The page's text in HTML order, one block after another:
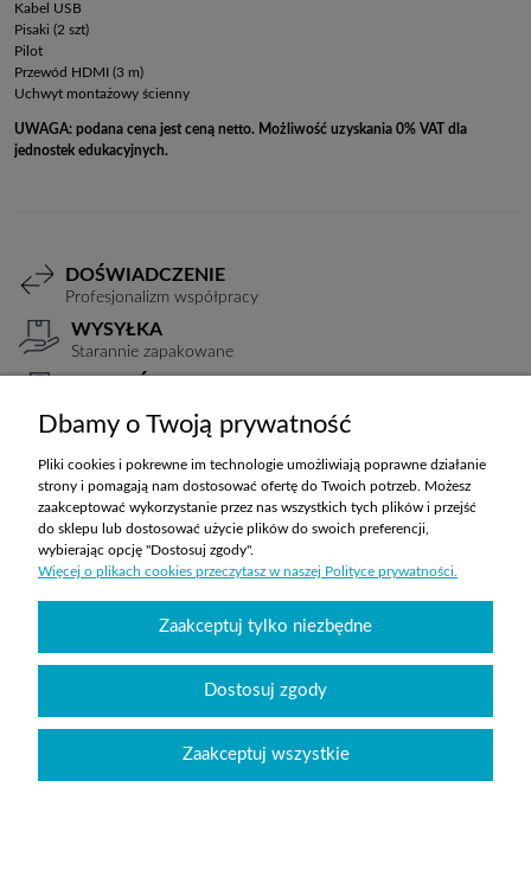
Kabel USB
Pisaki (2 szt)
Pilot
Przewód HDMI (3 m)
Uchwyt montażowy ścienny
UWAGA: podana cena jest ceną netto. Możliwość uzyskania 0% VAT dla
jednostek edukacyjnych.
DOŚWIADCZENIE
Profesjonalizm współpracy
WYSYŁKA
Starannie zapakowane
TRANSPORT
Koszty ustalane indywidualnie
ZAKUPY
POMOC
MOJE KONTO
Wyposażenie szkół sklepabcwyposazenia.pl|handlowy@abcwyposazenia.pl
Dbamy o Twoją prywatność
Pliki cookies i pokrewne im technologie umożliwiają poprawne działanie
strony i pomagają nam dostosować ofertę do Twoich potrzeb. Możesz
zaakceptować wykorzystanie przez nas wszystkich tych plików i przejść
do sklepu lub dostosować użycie plików do swoich preferencji,
wybierając opcję "Dostosuj zgody".
Więcej o plikach cookies przeczytasz w naszej Polityce prywatności.
Zaakceptuj tylko niezbędne
Dostosuj zgody
Zaakceptuj wszystkie